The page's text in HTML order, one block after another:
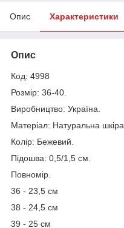
Опис Характеристики
Опис
Код: 4998
Розмір: 36-40.
Виробництво: Україна.
Матеріал: Натуральна шкіра.
Колір: Бежевий.
Підошва: 0,5/1,5 см.
Повномір.
36 - 23,5 см
38 - 24,5 см
39 - 25 см